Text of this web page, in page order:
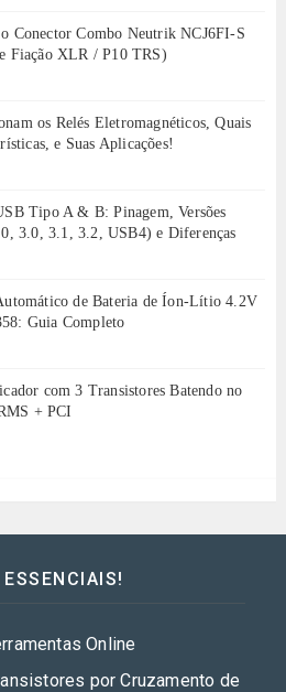
Conector Combo Neutrik NCJ6FI-S
Fiação XLR / P10 TRS)
os Relés Eletromagnéticos, Quais
e Suas Aplicações!
Tipo A & B: Pinagem, Versões
3.0, 3.1, 3.2, USB4) e Diferenças
de Bateria de Íon-Lítio 4.2V
Guia Completo
com 3 Transistores Batendo no
+ PCI
Online
por Cruzamento de